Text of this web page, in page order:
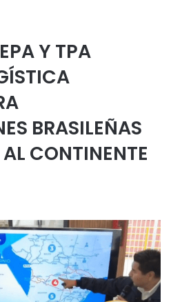
Y TPA
BRASILEÑAS
CONTINENTE